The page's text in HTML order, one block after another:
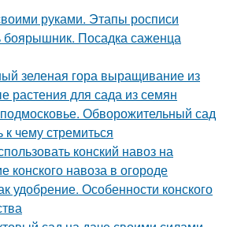
руками. Этапы росписи
боярышник. Посадка саженца
зеленая гора выращивание из
растения для сада из семян
Обворожительный сад
чему стремиться
конский навоз на
конского навоза в огороде
удобрение. Особенности конского